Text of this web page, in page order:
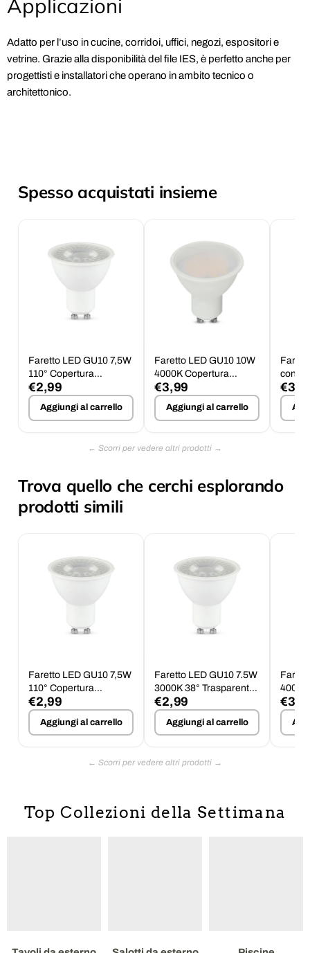
Applicazioni
Adatto per l’uso in cucine, corridoi, uffici, negozi, espositori e
vetrine. Grazie alla disponibilità del file IES, è perfetto anche per
progettisti e installatori che operano in ambito tecnico o
architettonico.
Spesso acquistati insieme
Faretto LED GU10 7,5W
110° Copertura
Trasparente 3000K
€2,99
Aggiungi al carrello
Faretto LED GU10 10W
4000K Copertura
Satinata 100°
€3,99
Aggiungi al carrello
con
Grigio
Trova quello che cerchi esplorando
prodotti simili
Faretto LED GU10 7,5W
110° Copertura
Trasparente 3000K
€2,99
Aggiungi al carrello
Faretto LED GU10 7.5W
3000K 38° Trasparente
V-TAC
€2,99
Aggiungi al carrello
Top Collezioni della Settimana